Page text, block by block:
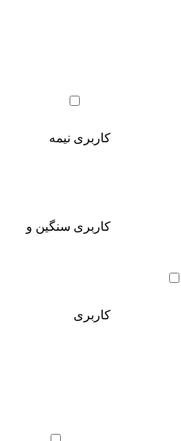
کاربری نیمه
کاربری سنگین و
کاربری